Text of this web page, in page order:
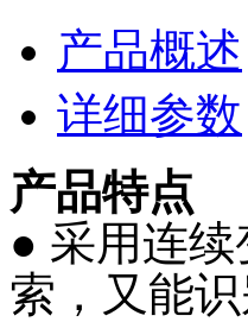
产品概述
详细参数
产品特点
● 采用连
索，又能